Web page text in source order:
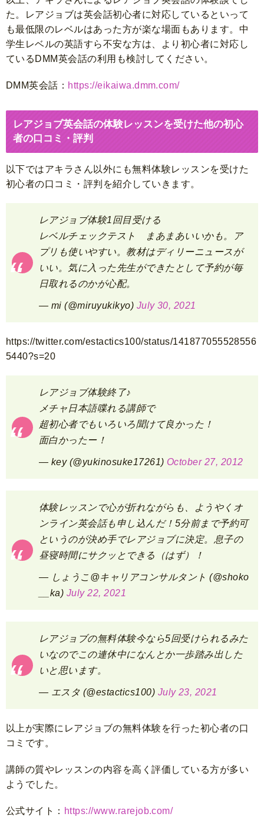
た。レアジョブは英会話初心者に対応しているといって
も最低限のレベルはあった方が楽な場面もあります。中
学生レベルの英語すら不安な方は、より初心者に対応し
ているDMM英会話の利用も検討してください。
DMM英会話： https://eikaiwa.dmm.com/
レアジョブ英会話の体験レッスンを受けた他の初心
者の口コミ・評判
以下ではアキラさん以外にも無料体験レッスンを受けた
初心者の口コミ・評判を紹介していきます。
レアジョブ体験1回目受ける
レベルチェックテスト まあまあいいかも。ア
プリも使いやすい。教材はディリーニュースが
いい。気に入った先生ができたとして予約が毎
日取れるのかが心配。
— mi (@miruyukikyo) July 30, 2021
https://twitter.com/estactics100/status/141877055528556
5440?s=20
レアジョブ体験終了♪
メチャ日本語喋れる講師で
超初心者でもいろいろ聞けて良かった！
面白かったー！
— key (@yukinosuke17261) October 27, 2012
体験レッスンで心が折れながらも、ようやくオ
ンライン英会話も申し込んだ！5分前まで予約可
というのが決め手でレアジョブに決定。息子の
昼寝時間にサクッとできる（はず）！
— しょうこ@キャリアコンサルタント (@shoko
__ka) July 22, 2021
レアジョブの無料体験今なら5回受けられるみた
いなのでこの連休中になんとか一歩踏み出した
いと思います。
— エスタ (@estactics100) July 23, 2021
以上が実際にレアジョブの無料体験を行った初心者の口
コミです。
講師の質やレッスンの内容を高く評価している方が多い
ようでした。
公式サイト： https://www.rarejob.com/